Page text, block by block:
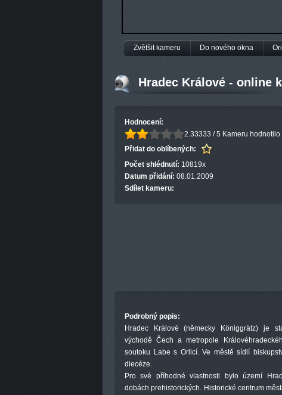
Zvětšit kameru Do nového okna
Hradec Králové - online
Hodnocení:
2.33333 / 5 Kameru
Přidat do oblíbených:
Počet shlédnutí: 10819x
Datum přidání: 08.01.2009
Sdílet kameru:
Podrobný popis:
Hradec Králové (německy Königgrätz) je
východě Čech a metropole
soutoku Labe s Orlicí. Ve městě sídlí
diecéze.
Pro své příhodné vlastnosti bylo území
dobách prehistorických. Historické centrum